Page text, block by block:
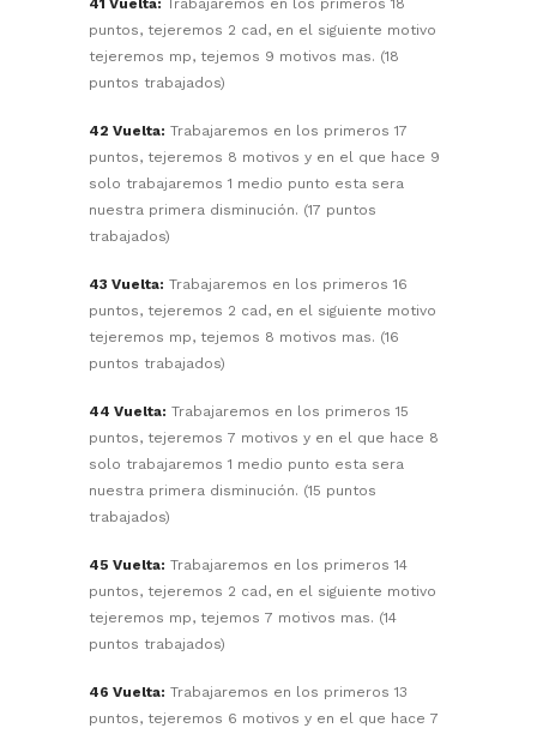
41 Vuelta: Trabajaremos en los primeros 18
puntos, tejeremos 2 cad, en el siguiente motivo
tejeremos mp, tejemos 9 motivos mas. (18
puntos trabajados)
42 Vuelta: Trabajaremos en los primeros 17
puntos, tejeremos 8 motivos y en el que hace 9
solo trabajaremos 1 medio punto esta sera
nuestra primera disminución. (17 puntos
trabajados)
43 Vuelta: Trabajaremos en los primeros 16
puntos, tejeremos 2 cad, en el siguiente motivo
tejeremos mp, tejemos 8 motivos mas. (16
puntos trabajados)
44 Vuelta: Trabajaremos en los primeros 15
puntos, tejeremos 7 motivos y en el que hace 8
solo trabajaremos 1 medio punto esta sera
nuestra primera disminución. (15 puntos
trabajados)
45 Vuelta: Trabajaremos en los primeros 14
puntos, tejeremos 2 cad, en el siguiente motivo
tejeremos mp, tejemos 7 motivos mas. (14
puntos trabajados)
46 Vuelta: Trabajaremos en los primeros 13
puntos, tejeremos 6 motivos y en el que hace 7